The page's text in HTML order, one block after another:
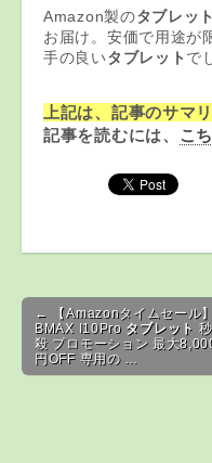
Amazon製のタブレット
お届け。安価で用途が
手の良いタブレット で
上記は、記事のサマ
記事を読むには、 こ
Post navigation
← 【Amazonタイムセール】
BMAX I10Pro タブレット 秒
殺 プロモーション 最大
円OFF 専用の …